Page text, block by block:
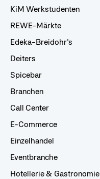
KiM Werkstudenten
REWE-Märkte
Edeka-Breidohr's
Deiters
Spicebar
Branchen
Call Center
E-Commerce
Einzelhandel
Eventbranche
Hotellerie & Gastronomie